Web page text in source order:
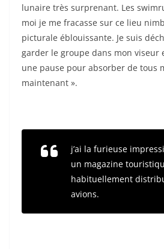
lunaire très surprenant. Les
moi je me fracasse sur ce lieu
picturale éblouissante. Je suis
garder le groupe dans mon viseur
une pause pour absorber de tous
maintenant ».
j’ai la furieuse
un magazine
habituellement
avions.